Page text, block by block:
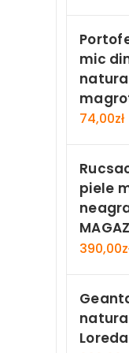
mic
74,00zł
piele
390,00